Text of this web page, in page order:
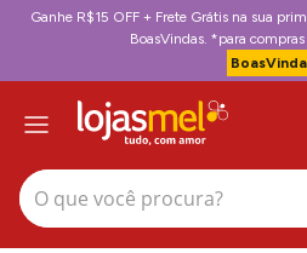
Ganhe R$15 OFF + Frete Grátis na sua
BoasVindas. *para
O que você procura?